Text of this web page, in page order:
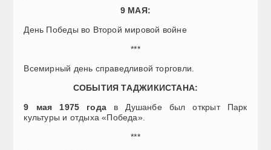
9 МАЯ:
День Победы во Второй мировой войне
***
Всемирный день справедливой торговли.
СОБЫТИЯ ТАДЖИКИСТАНА:
9 мая 1975 года в Душанбе был открыт Парк
культуры и отдыха «Победа».
***